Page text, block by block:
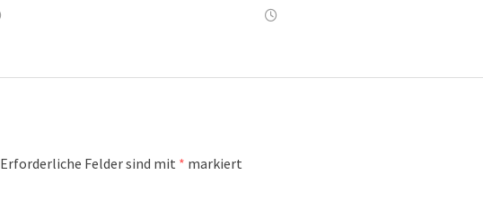
Erforderliche Felder sind mit * markiert